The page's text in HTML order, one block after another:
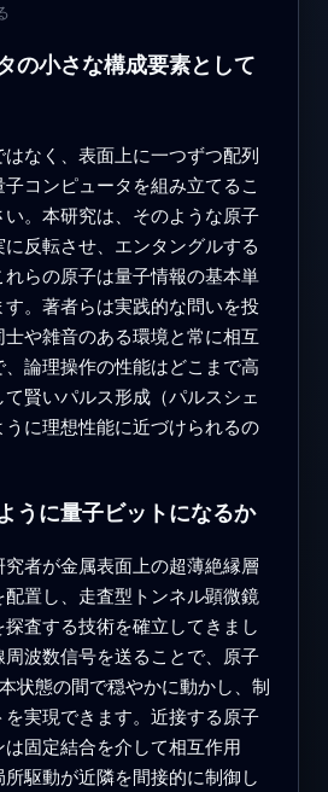
の小さな構成要素として
なく、表面上に一つずつ配列
コンピュータを組み立てるこ
。本研究は、そのような原子
反転させ、エンタングルする
らの原子は量子情報の基本単
。著者らは実践的な問いを投
や雑音のある環境と常に相互
論理操作の性能はどこまで高
賢いパルス形成（パルスシェ
に理想性能に近づけられるの
うに量子ビットになるか
者が金属表面上の超薄絶縁層
置し、走査型トンネル顕微鏡
査する技術を確立してきまし
波数信号を送ることで、原子
状態の間で穏やかに動かし、制
実現できます。近接する原子
固定結合を介して相互作用
駆動が近隣を間接的に制御し